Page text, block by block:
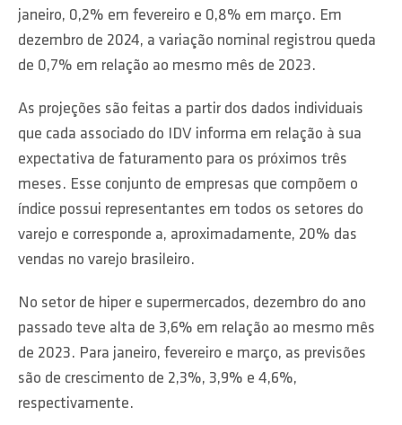
janeiro, 0,2% em fevereiro e 0,8% em março. Em
dezembro de 2024, a variação nominal registrou queda
de 0,7% em relação ao mesmo mês de 2023.
As projeções são feitas a partir dos dados individuais
que cada associado do IDV informa em relação à sua
expectativa de faturamento para os próximos três
meses. Esse conjunto de empresas que compõem o
índice possui representantes em todos os setores do
varejo e corresponde a, aproximadamente, 20% das
vendas no varejo brasileiro.
No setor de hiper e supermercados, dezembro do ano
passado teve alta de 3,6% em relação ao mesmo mês
de 2023. Para janeiro, fevereiro e março, as previsões
são de crescimento de 2,3%, 3,9% e 4,6%,
respectivamente.